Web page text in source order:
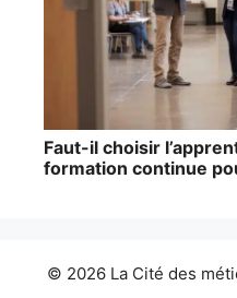
Faut-il choisir
formation continue
© 2026 La Cité des